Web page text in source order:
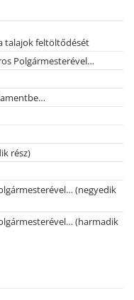
talajok feltöltődését
Polgármesterével…
rész)
(negyedik
(harmadik